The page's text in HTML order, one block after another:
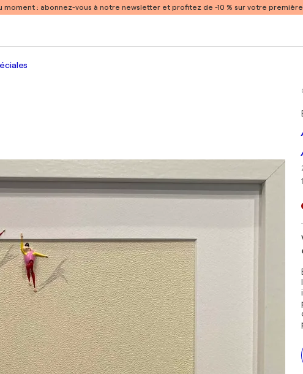
moment : abonnez-vous à notre newsletter et profitez de -10 % sur votre